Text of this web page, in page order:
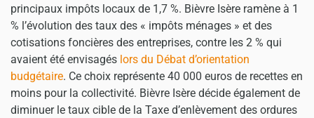
principaux impôts locaux de 1,7 %. Bièvre Isère ramène à 1
% l’évolution des taux des « impôts ménages » et des
cotisations foncières des entreprises, contre les 2 % qui
avaient été envisagés lors du Débat d’orientation
budgétaire. Ce choix représente 40 000 euros de recettes en
moins pour la collectivité. Bièvre Isère décide également de
diminuer le taux cible de la Taxe d’enlèvement des ordures